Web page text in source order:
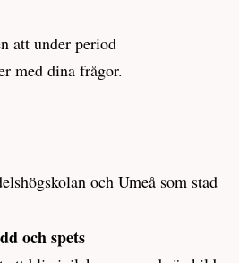
att under period
med dina frågor.
och Umeå som stad
och spets